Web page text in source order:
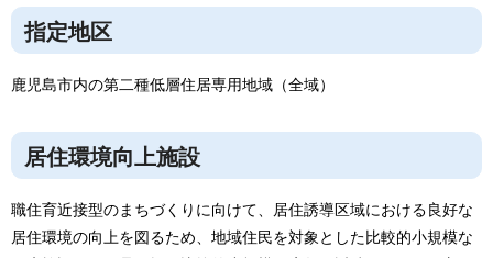
指定地区
鹿児島市内の第二種低層住居専用地域（全域）
居住環境向上施設
職住育近接型のまちづくりに向けて、居住誘導区域における良好な
居住環境の向上を図るため、地域住民を対象とした比較的小規模な